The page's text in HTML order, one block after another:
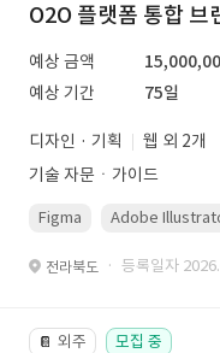
O2O 플랫폼 통합
예상 금액
예상 기간
75일
디자인 · 기획
웹 외 2개
기술 자문ㆍ가이드
Figma Adobe
전라북도 · 등록일자
📔 외주 모집 중